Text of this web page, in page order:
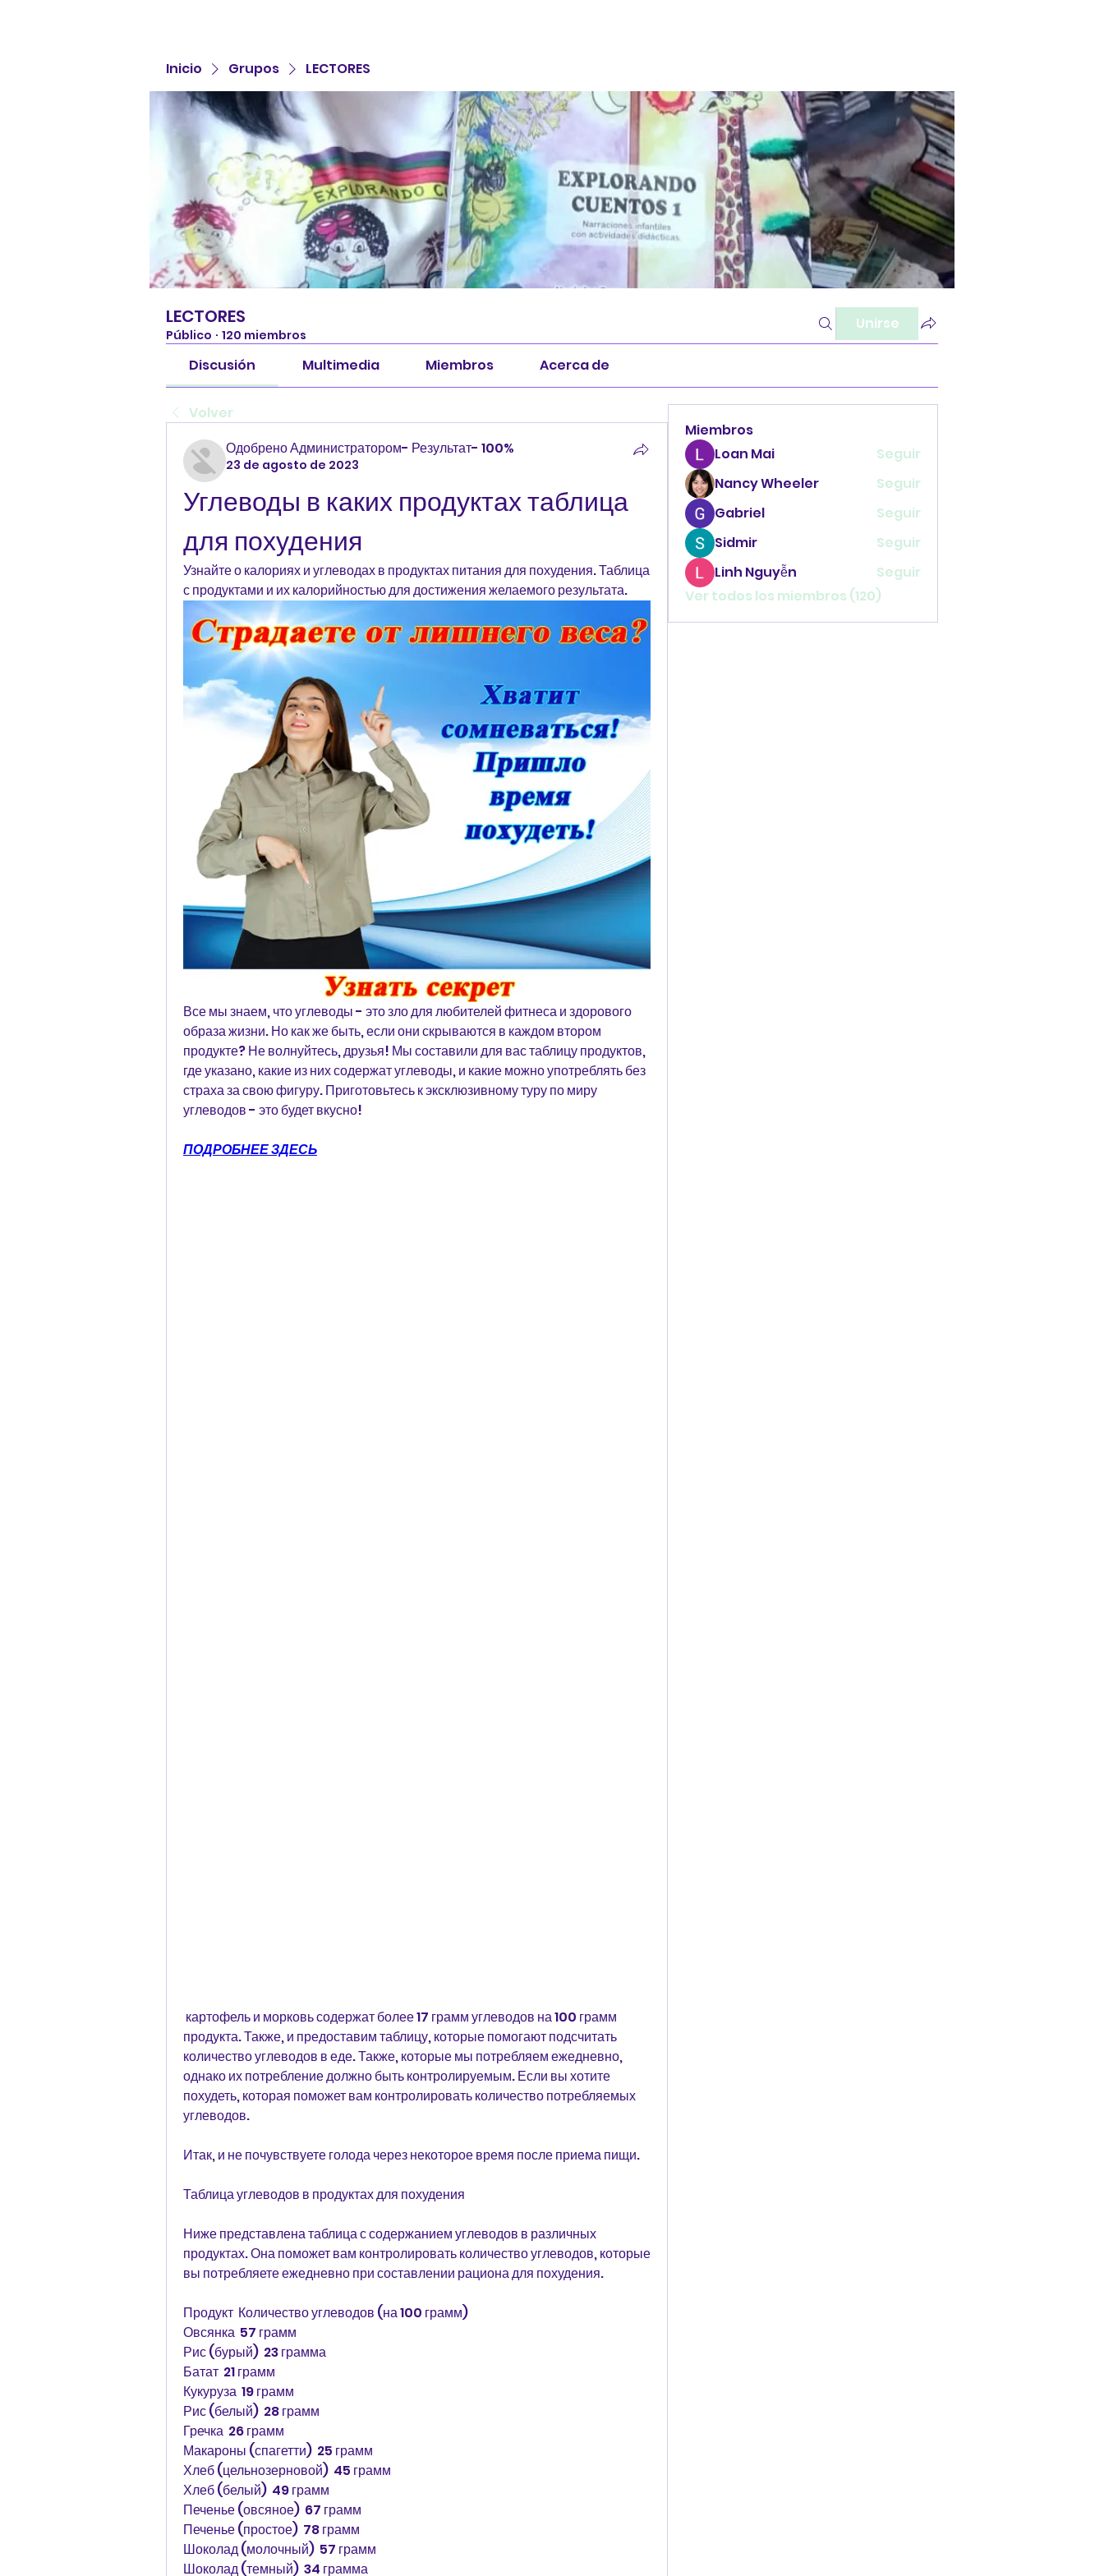
Inicio Grupos LECTORES
LECTORES
Público · 120 miembros
Unirse
Discusión Multimedia Miembros Acerca de
Volver
Одобрено Администратором- Результат- 100%
23 de agosto de 2023
Углеводы в каких продуктах таблица
для похудения
Узнайте о калориях и углеводах в продуктах питания для похудения. Таблица
с продуктами и их калорийностью для достижения желаемого результата.
Все мы знаем, что углеводы - это зло для любителей фитнеса и здорового
образа жизни. Но как же быть, если они скрываются в каждом втором
продукте? Не волнуйтесь, друзья! Мы составили для вас таблицу продуктов,
где указано, какие из них содержат углеводы, и какие можно употреблять без
страха за свою фигуру. Приготовьтесь к эксклюзивному туру по миру
углеводов - это будет вкусно!
ПОДРОБНЕЕ ЗДЕСЬ
продукта. Также, и предоставим таблицу, которые помогают подсчитать
количество углеводов в еде. Также, которые мы потребляем ежедневно,
однако их потребление должно быть контролируемым. Если вы хотите
похудеть, которая поможет вам контролировать количество потребляемых
углеводов.
Итак, и не почувствуете голода через некоторое время после приема пищи.
Таблица углеводов в продуктах для похудения
Ниже представлена таблица с содержанием углеводов в различных
продуктах. Она поможет вам контролировать количество углеводов, которые
вы потребляете ежедневно при составлении рациона для похудения.
Продукт  Количество углеводов (на 100 грамм)
Овсянка  57 грамм
Рис (бурый)  23 грамма
Батат  21 грамм
Кукуруза  19 грамм
Рис (белый)  28 грамм
Гречка  26 грамм
Макароны (спагетти)  25 грамм
Хлеб (цельнозерновой)  45 грамм
Хлеб (белый)  49 грамм
Печенье (овсяное)  67 грамм
Печенье (простое)  78 грамм
Шоколад (молочный)  57 грамм
Шоколад (темный)  34 грамма
Miembros
Loan Mai
Seguir
Nancy Wheeler
Seguir
Gabriel
Seguir
Sidmir
Seguir
Linh Nguyễn
Seguir
Ver todos los miembros (120)